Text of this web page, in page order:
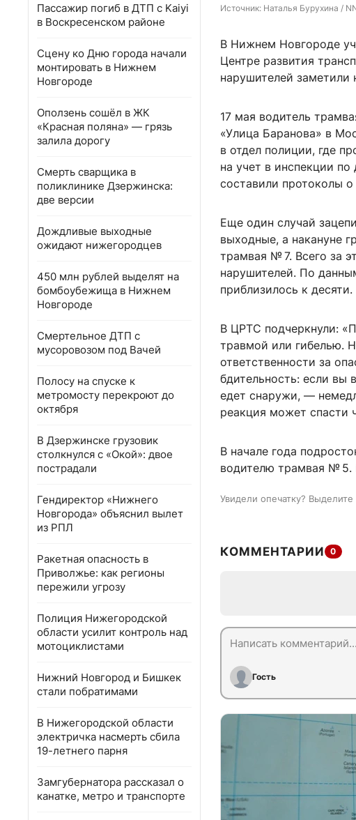
Пассажир погиб в ДТП с Kaiyi
в Воскресенском районе
Сцену ко Дню города начали
монтировать в Нижнем
Новгороде
Оползень сошёл в ЖК
«Красная поляна» — грязь
залила дорогу
Смерть сварщика в
поликлинике Дзержинска:
две версии
Дождливые выходные
ожидают нижегородцев
450 млн рублей выделят на
бомбоубежища в Нижнем
Новгороде
Смертельное ДТП с
мусоровозом под Вачей
Полосу на спуске к
метромосту перекроют до
октября
В Дзержинске грузовик
столкнулся с «Окой»: двое
пострадали
Гендиректор «Нижнего
Новгорода» объяснил вылет
из РПЛ
Ракетная опасность в
Приволжье: как регионы
пережили угрозу
Полиция Нижегородской
области усилит контроль над
мотоциклистами
Нижний Новгород и Бишкек
стали побратимами
В Нижегородской области
электричка насмерть сбила
19-летнего парня
Замгубернатора рассказал о
канатке, метро и транспорте
Источник: Наталья Бурухина /
В Нижнем Новгороде
Центре развития
нарушителей
17 мая водитель
«Улица Баранова» в
в отдел полиции, где
на учет в инспекции
составили протоколы
Еще один случай
выходные, а накануне
трамвая № 7. Всего за
нарушителей. По
приблизилось к десяти.
В ЦРТС подчеркнули:
травмой или гибелью.
ответственности за
бдительность: если вы
едет снаружи, —
реакция может спасти
В начале года
водителю трамвая № 5.
Увидели опечатку?
КОММЕНТАРИИ 0
Гость